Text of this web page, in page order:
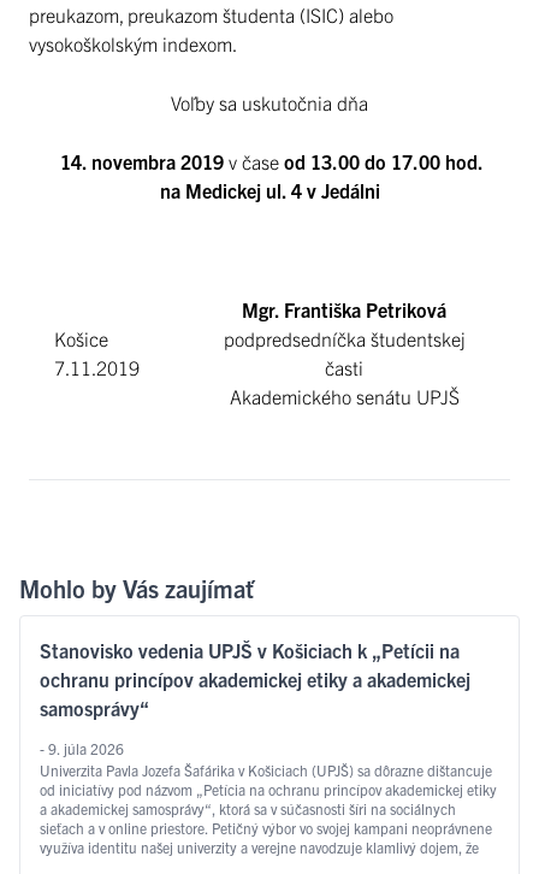
preukazom, preukazom študenta (ISIC) alebo
vysokoškolským indexom.
Voľby sa uskutočnia dňa
14. novembra 2019 v čase od 13.00 do 17.00 hod.
na Medickej ul. 4 v Jedálni
Košice
7.11.2019
Mgr. Františka Petriková
podpredsedníčka študentskej
časti
Akademického senátu UPJŠ
Mohlo by Vás zaujímať
Stanovisko vedenia UPJŠ v Košiciach k „Petícii na
ochranu princípov akademickej etiky a akademickej
samosprávy“
- 9. júla 2026
Univerzita Pavla Jozefa Šafárika v Košiciach (UPJŠ) sa dôrazne dištancuje
od iniciatívy pod názvom „Petícia na ochranu princípov akademickej etiky
a akademickej samosprávy“, ktorá sa v súčasnosti šíri na sociálnych
sieťach a v online priestore. Petičný výbor vo svojej kampani neoprávnene
využíva identitu našej univerzity a verejne navodzuje klamlivý dojem, že